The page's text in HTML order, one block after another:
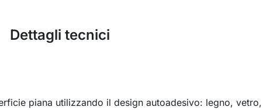
Dettagli tecnici
piana utilizzando il design autoadesivo: legno,